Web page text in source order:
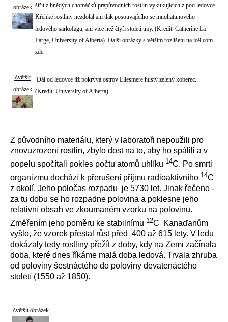
obrázek šířit z hnědých chomáčků prapůvodních rostlin vykukujících z pod ledovce.
Křehké rostliny nezdolal ani tlak posouvajícího se mnohatunového
ledového sarkofágu, ani více než čtyři století tmy. (Kredit: Catherine La
Farge, University of Alberta). Další obrázky s větším rozlišení na io9.com
zde.
Zvětšit
obrázek
Dál od ledovce již pokrývá ostrov Ellesmere hustý zelený koberec.
(Kredit: University of Alberta)
Z původního materiálu, který v laboratoři nepoužili pro
znovuzrození rostlin, zbylo dost na to, aby ho spálili a v
popelu spočítali pokles počtu atomů uhlíku 14C. Po smrti
organizmu dochází k přerušení příjmu radioaktivního 14C
z okolí. Jeho poločas rozpadu je 5730 let. Jinak řečeno -
za tu dobu se ho rozpadne polovina a poklesne jeho
relativní obsah ve zkoumaném vzorku na polovinu.
Změřením jeho poměru ke stabilnímu 12C Kanaďanům
vyšlo, že vzorek přestal růst před 400 až 615 lety. V ledu
dokázaly tedy rostliny přežít z doby, kdy na Zemi začínala
doba, které dnes říkáme malá doba ledová. Trvala zhruba
od poloviny šestnáctého do poloviny devatenáctého
století (1550 až 1850).
Zvětšit obrázek